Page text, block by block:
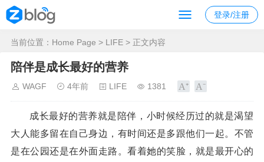
登录/注册
当前位置： Home Page > LIFE > 正文内容
陪伴是成长最好的营养
WAGF 4年前 LIFE 1381
成长最好的营养就是陪伴，小时候经历过的就是渴望
大人能多留在自己身边，有时间还是多跟他们一起。不管
是在公园还是在外面走路。看着她的笑脸，就是最开心的